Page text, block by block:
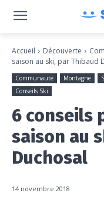
Accueil Découverte
saison au ski, par Thibaud
Communauté Montagne
Conseils Ski
6 conseils
saison au
Duchosal
14 novembre 2018